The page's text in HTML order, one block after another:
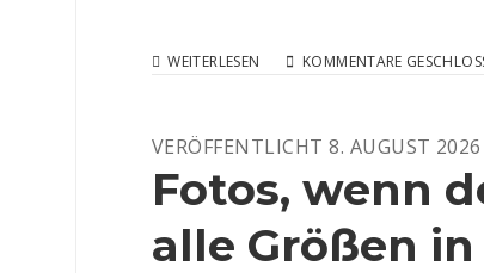
WEITERLESEN KOMMENTAR
SCHWULEN
BEI
BRIGITTE.DE
KOMMENTARE
VERÖFFENTLICHT 8. AUGUST 2026
Fotos, wenn
alle Größen